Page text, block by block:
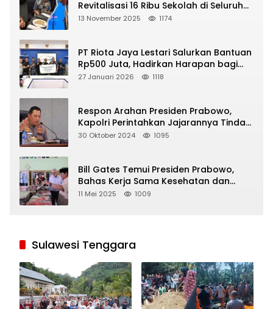
Revitalisasi 16 Ribu Sekolah di Seluruh
Indonesia
13 November 2025 1174
PT Riota Jaya Lestari Salurkan Bantuan
Rp500 Juta, Hadirkan Harapan bagi
Korban Bencana di Sumatera
27 Januari 2026 1118
Respon Arahan Presiden Prabowo,
Kapolri Perintahkan Jajarannya Tindak
Tegas Pelaku Judi Online
30 Oktober 2024 1095
Bill Gates Temui Presiden Prabowo,
Bahas Kerja Sama Kesehatan dan
Program Makan Bergizi Gratis
11 Mei 2025 1009
Sulawesi Tenggara